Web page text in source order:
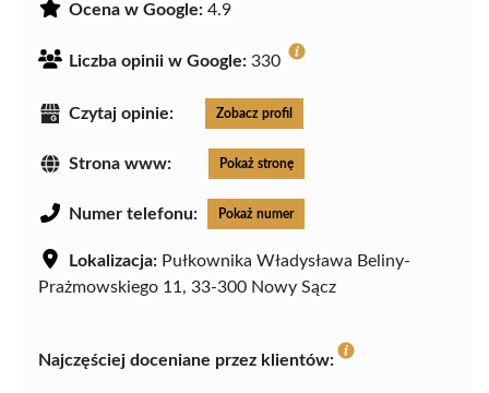
Ocena w Google: 4.9
Liczba opinii w Google: 330
Czytaj opinie: Zobacz profil
Strona www: Pokaż stronę
Numer telefonu: Pokaż numer
Lokalizacja: Pułkownika Władysława Beliny-
Prażmowskiego 11, 33-300 Nowy Sącz
Najczęściej doceniane przez klientów: